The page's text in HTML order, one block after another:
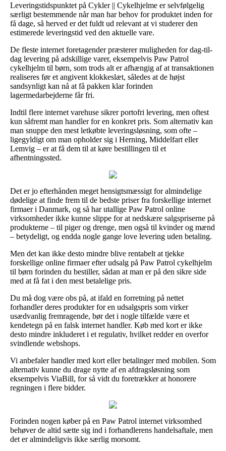
Leveringstidspunktet på Cykler || Cykelhjelme er selvfølgelig
særligt bestemmende når man har behov for produktet inden for
få dage, så herved er det fuldt ud relevant at vi studerer den
estimerede leveringstid ved den aktuelle vare.
De fleste internet foretagender præsterer muligheden for dag-til-
dag levering på adskillige varer, eksempelvis Paw Patrol
cykelhjelm til børn, som trods alt er afhængig af at transaktionen
realiseres før et angivent klokkeslæt, således at de højst
sandsynligt kan nå at få pakken klar forinden
lagermedarbejderne får fri.
Indtil flere internet varehuse sikrer portofri levering, men oftest
kun såfremt man handler for en konkret pris. Som alternativ kan
man snuppe den mest letkøbte leveringsløsning, som ofte –
ligegyldigt om man opholder sig i Herning, Middelfart eller
Lemvig – er at få dem til at køre bestillingen til et
afhentningssted.
Det er jo efterhånden meget hensigtsmæssigt for almindelige
dødelige at finde frem til de bedste priser fra forskellige internet
firmaer i Danmark, og så har utallige Paw Patrol online
virksomheder ikke kunne slippe for at nedskære salgspriserne på
produkterne – til piger og drenge, men også til kvinder og mænd
– betydeligt, og endda nogle gange love levering uden betaling.
Men det kan ikke desto mindre blive rentabelt at tjekke
forskellige online firmaer efter udsalg på Paw Patrol cykelhjelm
til børn forinden du bestiller, sådan at man er på den sikre side
med at få fat i den mest betalelige pris.
Du må dog være obs på, at ifald en forretning på nettet
forhandler deres produkter for en udsalgspris som virker
usædvanlig fremragende, bør det i nogle tilfælde være et
kendetegn på en falsk internet handler. Køb med kort er ikke
desto mindre inkluderet i et regulativ, hvilket redder en overfor
svindlende webshops.
Vi anbefaler handler med kort eller betalinger med mobilen. Som
alternativ kunne du drage nytte af en afdragsløsning som
eksempelvis ViaBill, for så vidt du foretrækker at honorere
regningen i flere bidder.
Forinden nogen køber på en Paw Patrol internet virksomhed
behøver de altid sætte sig ind i forhandlerens handelsaftale, men
det er almindeligvis ikke særlig morsomt.